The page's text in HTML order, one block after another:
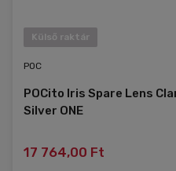
Külső raktár
POC
POCito Iris Spare Lens
Silver ONE
17 764,00 Ft